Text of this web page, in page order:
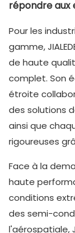
répondre aux
Pour les
gamme,
de haute
complet. Son
étroite
des solutions
ainsi que
rigoureuses
Face à la
haute
conditions
des semi-
l'aérospatiale,